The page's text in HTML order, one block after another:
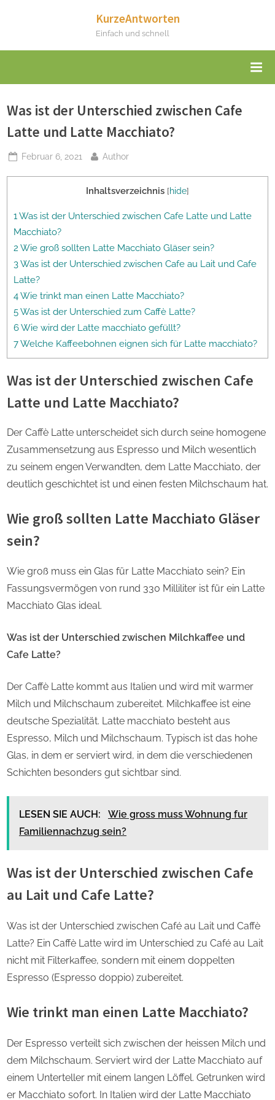
KurzeAntworten
Einfach und schnell
Was ist der Unterschied zwischen Cafe
Latte und Latte Macchiato?
Posted
Februar 6, 2021 By
Author
Inhaltsverzeichnis [hide]
1 Was ist der Unterschied zwischen Cafe Latte und Latte
Macchiato?
2 Wie groß sollten Latte Macchiato Gläser sein?
3 Was ist der Unterschied zwischen Cafe au Lait und Cafe
Latte?
4 Wie trinkt man einen Latte Macchiato?
5 Was ist der Unterschied zum Caffè Latte?
6 Wie wird der Latte macchiato gefüllt?
7 Welche Kaffeebohnen eignen sich für Latte macchiato?
Was ist der Unterschied zwischen Cafe
Latte und Latte Macchiato?
Der Caffè Latte unterscheidet sich durch seine homogene
Zusammensetzung aus Espresso und Milch wesentlich
zu seinem engen Verwandten, dem Latte Macchiato, der
deutlich geschichtet ist und einen festen Milchschaum hat.
Wie groß sollten Latte Macchiato Gläser
sein?
Wie groß muss ein Glas für Latte Macchiato sein? Ein
Fassungsvermögen von rund 330 Milliliter ist für ein Latte
Macchiato Glas ideal.
Was ist der Unterschied zwischen Milchkaffee und
Cafe Latte?
Der Caffè Latte kommt aus Italien und wird mit warmer
Milch und Milchschaum zubereitet. Milchkaffee ist eine
deutsche Spezialität. Latte macchiato besteht aus
Espresso, Milch und Milchschaum. Typisch ist das hohe
Glas, in dem er serviert wird, in dem die verschiedenen
Schichten besonders gut sichtbar sind.
LESEN SIE AUCH:
Wie gross muss Wohnung fur
Familiennachzug sein?
Was ist der Unterschied zwischen Cafe
au Lait und Cafe Latte?
Was ist der Unterschied zwischen Café au Lait und Caffè
Latte? Ein Caffè Latte wird im Unterschied zu Café au Lait
nicht mit Filterkaffee, sondern mit einem doppelten
Espresso (Espresso doppio) zubereitet.
Wie trinkt man einen Latte Macchiato?
Der Espresso verteilt sich zwischen der heissen Milch und
dem Milchschaum. Serviert wird der Latte Macchiato auf
einem Unterteller mit einem langen Löffel. Getrunken wird
er Macchiato sofort. In Italien wird der Latte Macchiato